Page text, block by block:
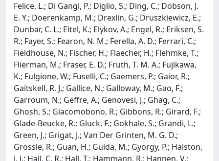
Felice, L.; Di Gangi, P.; Diglio, S.; Ding, C.; Dobson, J.
E. Y.; Doerenkamp, M.; Drexlin, G.; Druszkiewicz, E.;
Dunbar, C. L.; Eitel, K.; Elykov, A.; Engel, R.; Eriksen, S.
R.; Fayer, S.; Fearon, N. M.; Ferella, A. D.; Ferrari, C.;
Fieldhouse, N.; Fischer, H.; Flaecher, H.; Flehmke, T.;
Flierman, M.; Fraser, E. D.; Fruth, T. M. A.; Fujikawa,
K.; Fulgione, W.; Fuselli, C.; Gaemers, P.; Gaior, R.;
Gaitskell, R. J.; Gallice, N.; Galloway, M.; Gao, F.;
Garroum, N.; Geffre, A.; Genovesi, J.; Ghag, C.;
Ghosh, S.; Giacomobono, R.; Gibbons, R.; Girard, F.;
Glade-Beucke, R.; Gluck, F.; Gokhale, S.; Grandi, L.;
Green, J.; Grigat, J.; Van Der Grinten, M. G. D.;
Grossle, R.; Guan, H.; Guida, M.; Gyorgy, P.; Haiston,
J. J.; Hall, C. R.; Hall, T.; Hammann, R.; Hannen, V.;